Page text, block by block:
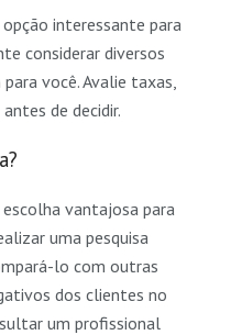
interessante para
considerar diversos
você. Avalie taxas,
de decidir.
vantajosa para
uma pesquisa
lo com outras
dos clientes no
um profissional